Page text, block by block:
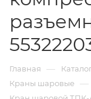
Главная —
Краны шаровые —